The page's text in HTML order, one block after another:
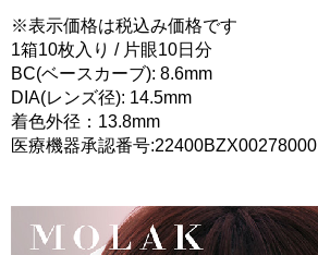
※表示価格は税込み価格です
1箱10枚入り / 片眼10日分
BC(ベースカーブ): 8.6mm
DIA(レンズ径): 14.5mm
着色外径：13.8mm
医療機器承認番号:22400BZX00278000